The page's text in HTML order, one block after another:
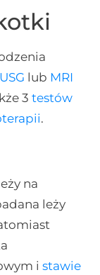
USG lub MRI
3 testów
.
na
leży
i stawie